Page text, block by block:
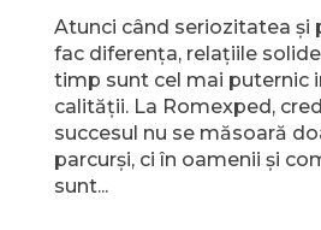
Atunci când seriozitatea
fac diferența, relațiile
timp sunt cel mai puternic
calității. La Romexped,
succesul nu se măsoară
parcurși, ci în oamenii și
sunt...